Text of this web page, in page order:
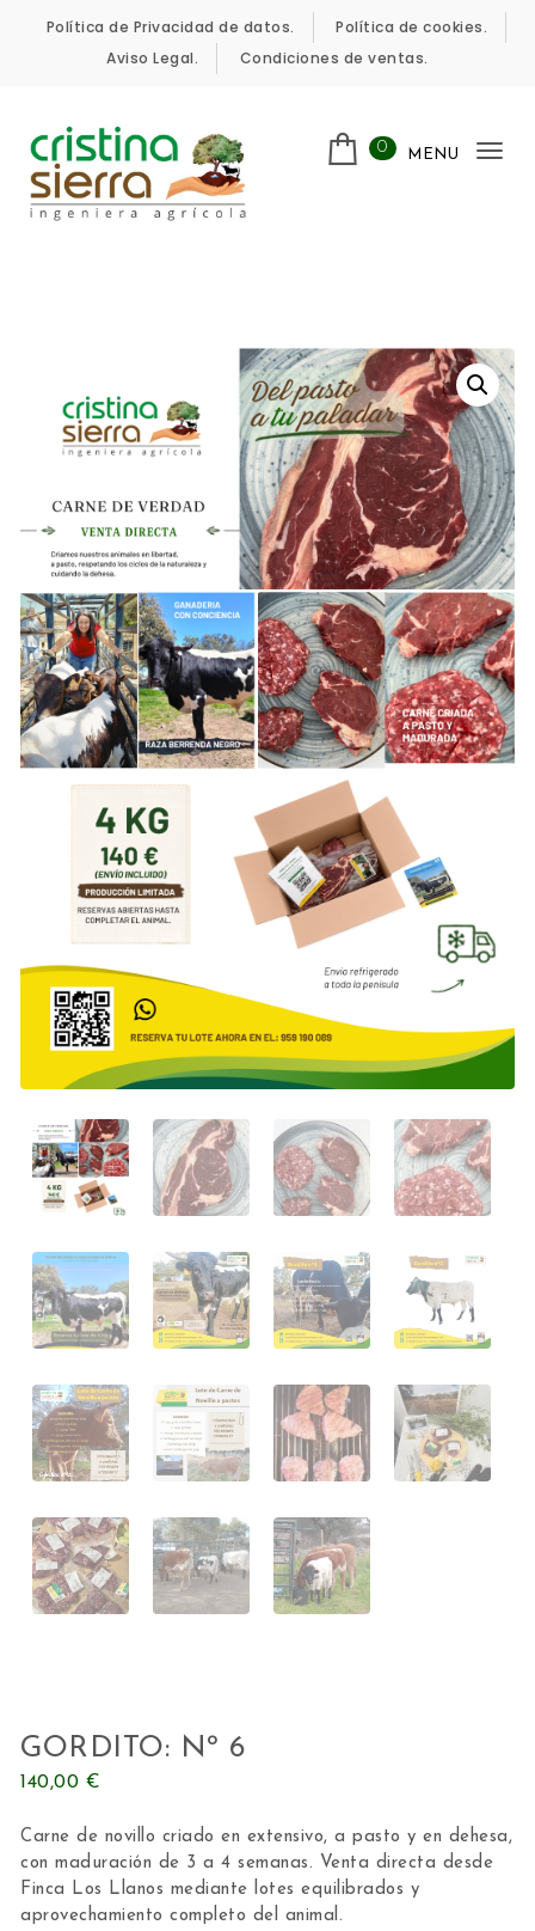
Política de Privacidad de datos.
Política de cookies.
Aviso Legal.
Condiciones de ventas.
0 MENU
GORDITO: Nº 6
140,00 €
Carne de novillo criado en extensivo, a pasto y en dehesa,
con maduración de 3 a 4 semanas. Venta directa desde
Finca Los Llanos mediante lotes equilibrados y
aprovechamiento completo del animal.